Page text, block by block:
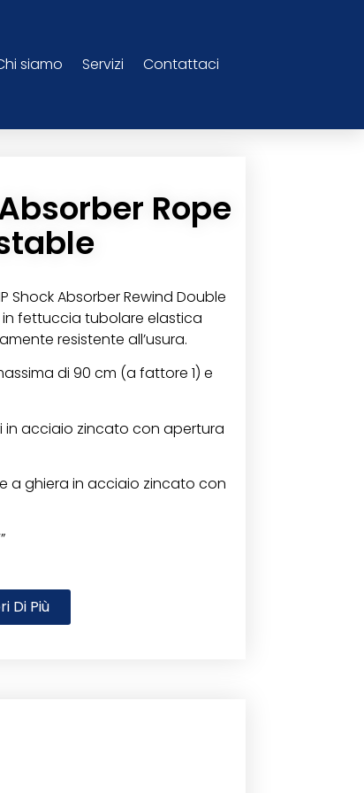
siamo Servizi Contattaci
Rope
Shock Absorber Rewind Double
fettuccia tubolare elastica
resistente all’usura.
di 90 cm (a fattore 1) e
in acciaio zincato con apertura
a ghiera in acciaio zincato con
Di Più